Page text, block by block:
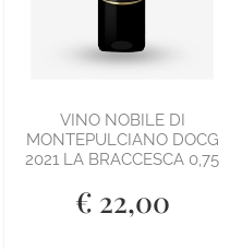
VINO NOBILE DI
MONTEPULCIANO DOCG
2021 LA BRACCESCA 0,75
€ 22,00